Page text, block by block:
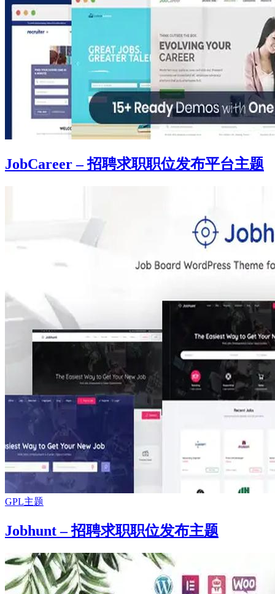
JobCareer – 招聘求职职位发布平台主题
GPL主题
Jobhunt – 招聘求职职位发布主题